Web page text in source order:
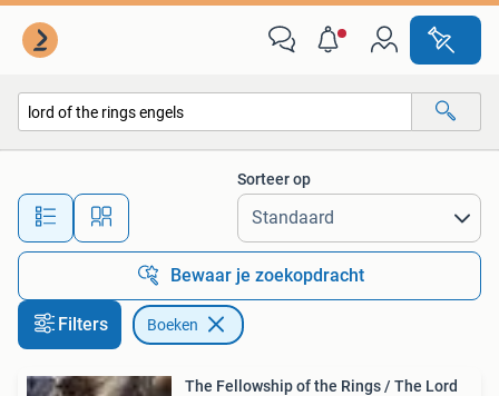
Alle afstanden…
Sorteer op
Bewaar je zoekopdracht
Filters Boeken
The Fellowship of the Rings / The Lord